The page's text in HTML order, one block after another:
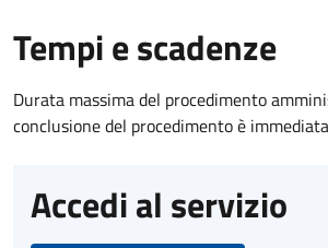
Tempi e scadenze
Durata massima del procedimento
conclusione del procedimento è
Accedi al servizio